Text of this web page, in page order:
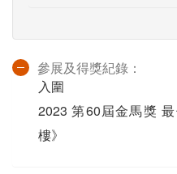
參展及得獎紀錄：
入圍
2023 第60屆金馬獎
樓》